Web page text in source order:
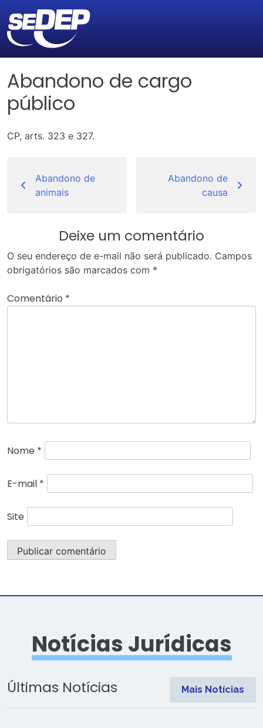
Abandono de cargo
público
CP, arts. 323 e 327.
de
Post
Abandono de
animais
Abandono de
causa
Deixe um comentário
O seu endereço de e-mail não será publicado. Campos
obrigatórios são marcados com *
Comentário *
Nome *
E-mail *
Site
Notícias Jurídicas
Últimas Notícias Mais Notícias